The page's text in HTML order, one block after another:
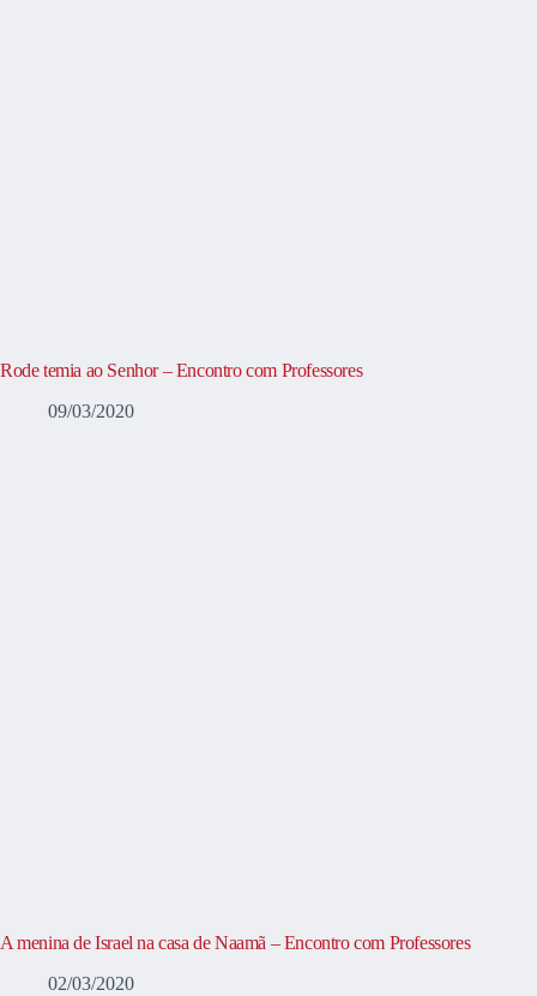
Rode temia ao Senhor – Encontro com Professores
09/03/2020
A menina de Israel na casa de Naamã – Encontro com Professores
02/03/2020